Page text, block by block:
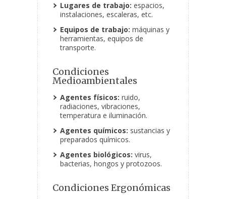
Lugares de trabajo: espacios,
instalaciones, escaleras, etc.
Equipos de trabajo: máquinas y
herramientas, equipos de
transporte.
Condiciones
Medioambientales
Agentes físicos: ruido,
radiaciones, vibraciones,
temperatura e iluminación.
Agentes químicos: sustancias y
preparados químicos.
Agentes biológicos: virus,
bacterias, hongos y protozoos.
Condiciones Ergonómicas